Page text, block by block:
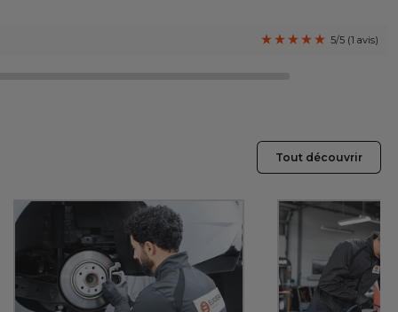
5/5 (1 avis)
Tout découvrir